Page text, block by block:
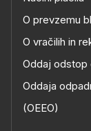
O prevzemu
O vračilih in
Oddaj odstop
Oddaja
(OEEO)